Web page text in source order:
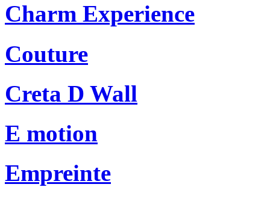
Charm Experience
Couture
Creta D Wall
E motion
Empreinte